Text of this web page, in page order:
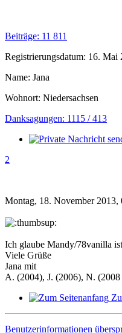
Beiträge: 11 811
Registrierungsdatum: 16. Mai
Name: Jana
Wohnort: Niedersachsen
Danksagungen: 1115 / 413
2
Montag, 18. November 2013,
Ich glaube Mandy/78vanilla
Viele Grüße
Jana mit
A. (2004), J. (2006), N.
Benutzerinformationen